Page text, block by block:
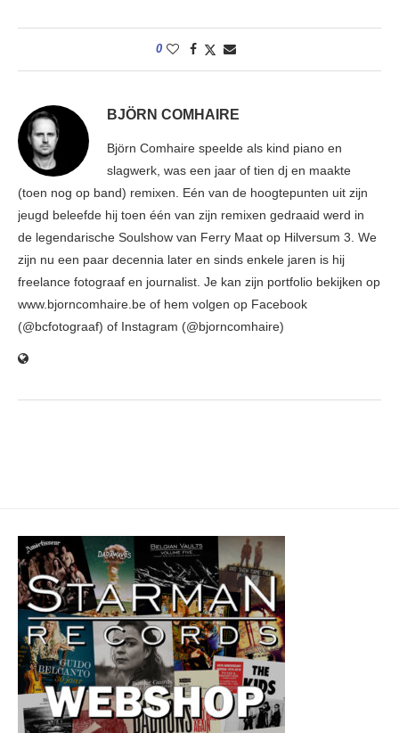
0
BJÖRN COMHAIRE
Björn Comhaire speelde als kind piano en
slagwerk, was een jaar of tien dj en maakte
(toen nog op band) remixen. Eén van de hoogtepunten uit zijn
jeugd beleefde hij toen één van zijn remixen gedraaid werd in
de legendarische Soulshow van Ferry Maat op Hilversum 3. We
zijn nu een paar decennia later en sinds enkele jaren is hij
freelance fotograaf en journalist. Je kan zijn portfolio bekijken op
www.bjorncomhaire.be of hem volgen op Facebook
(@bcfotograaf) of Instagram (@bjorncomhaire)